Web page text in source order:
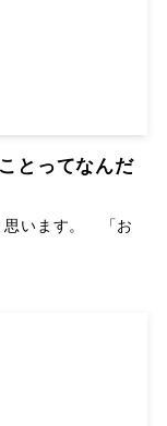
とってなんだ
思います。 「お